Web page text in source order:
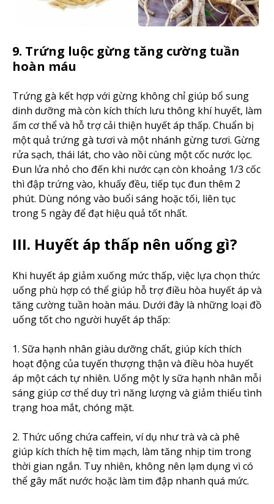
9. Trứng luộc gừng tăng cường tuần
hoàn máu
Trứng gà kết hợp với gừng không chỉ giúp bổ sung
dinh dưỡng mà còn kích thích lưu thông khí huyết, làm
ấm cơ thể và hỗ trợ cải thiện huyết áp thấp. Chuẩn bị
một quả trứng gà tươi và một nhánh gừng tươi. Gừng
rửa sạch, thái lát, cho vào nồi cùng một cốc nước lọc.
Đun lửa nhỏ cho đến khi nước cạn còn khoảng 1/3 cốc
thì đập trứng vào, khuấy đều, tiếp tục đun thêm 2
phút. Dùng nóng vào buổi sáng hoặc tối, liên tục
trong 5 ngày để đạt hiệu quả tốt nhất.
III. Huyết áp thấp nên uống gì?
Khi huyết áp giảm xuống mức thấp, việc lựa chọn thức
uống phù hợp có thể giúp hỗ trợ điều hòa huyết áp và
tăng cường tuần hoàn máu. Dưới đây là những loại đồ
uống tốt cho người huyết áp thấp:
1. Sữa hạnh nhân giàu dưỡng chất, giúp kích thích
hoạt động của tuyến thượng thận và điều hòa huyết
áp một cách tự nhiên. Uống một ly sữa hạnh nhân mỗi
sáng giúp cơ thể duy trì năng lượng và giảm thiểu tình
trạng hoa mắt, chóng mặt.
2. Thức uống chứa caffein, ví dụ như trà và cà phê
giúp kích thích hệ tim mạch, làm tăng nhịp tim trong
thời gian ngắn. Tuy nhiên, không nên lạm dụng vì có
thể gây mất nước hoặc làm tim đập nhanh quá mức.